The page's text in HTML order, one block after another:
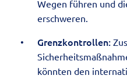
Wegen führen und
erschweren.
Grenzkontrollen:
könnten den